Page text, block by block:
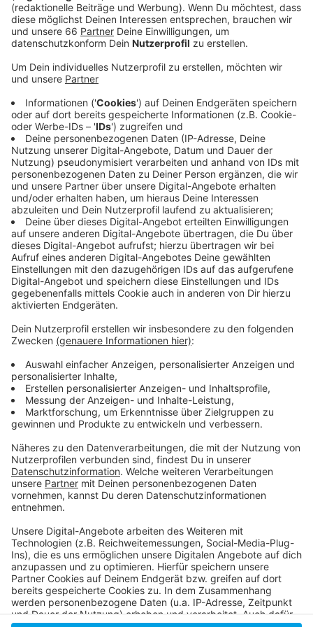
Veröffentlicht:Montag, 02.08.2021 06:05
In den eigenen allsun Hotels ist ein Urlaub ab der
Wintersaison nur mit Corona-Impfschutz oder einem
Genesenennachweis möglich. Kinder und Jugendliche
zwischen 2 und 17 Jahren benötigen einen negativen
Corona-Test. Für Kinder unter 2 Jahren ist kein Test
erforderlich. Zur Begründung heißt es, da inzwischen
genügend Impfstoff zur Verfügung stehe, könnten
sich bis dahin alle Erwachsenen impfen lassen. Zudem
wolle man allen Gästen höchstmögliche Sicherheit
bieten. Andere Reiseveranstalter wie TUI, FTI oder
DER Tour planen aktuell keine Impfpflicht für ihre
Pauschalreisen.
Weitere Infos und Links zum Thema
Anzeige
und Genesene
Anzeige
Anzeige